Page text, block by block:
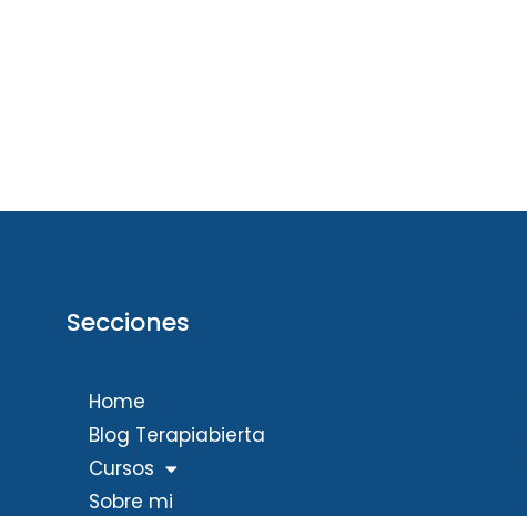
Secciones
Home
Blog Terapiabierta
Cursos
Sobre mi